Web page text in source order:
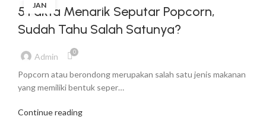
JAN
5 Fakta Menarik Seputar Popcorn,
Sudah Tahu Salah Satunya?
Admin 0
Popcorn atau berondong merupakan salah satu jenis makanan
yang memiliki bentuk seper…
Continue reading